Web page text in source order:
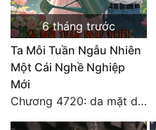
Vô Địch
Võ Hiệp
Võng Du
Xuyên Không
6 tháng trước
Ta Mỗi Tuần Ngẫu Nhiên
Một Cái Nghề Nghiệp
Mới
Chương 4720: da mặt dày